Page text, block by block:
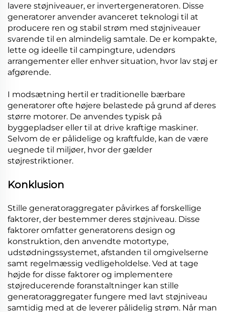
lavere støjniveauer, er invertergeneratoren. Disse
generatorer anvender avanceret teknologi til at
producere ren og stabil strøm med støjniveauer
svarende til en almindelig samtale. De er kompakte,
lette og ideelle til campingture, udendørs
arrangementer eller enhver situation, hvor lav støj er
afgørende.
I modsætning hertil er traditionelle bærbare
generatorer ofte højere belastede på grund af deres
større motorer. De anvendes typisk på
byggepladser eller til at drive kraftige maskiner.
Selvom de er pålidelige og kraftfulde, kan de være
uegnede til miljøer, hvor der gælder
støjrestriktioner.
Konklusion
Stille generatoraggregater påvirkes af forskellige
faktorer, der bestemmer deres støjniveau. Disse
faktorer omfatter generatorens design og
konstruktion, den anvendte motortype,
udstødningssystemet, afstanden til omgivelserne
samt regelmæssig vedligeholdelse. Ved at tage
højde for disse faktorer og implementere
støjreducerende foranstaltninger kan stille
generatoraggregater fungere med lavt støjniveau
samtidig med at de leverer pålidelig strøm. Når man